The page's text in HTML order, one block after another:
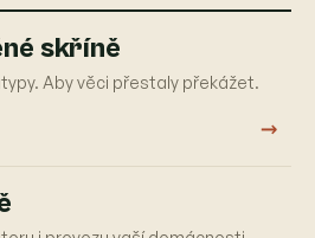
skříně
Aby věci přestaly překážet.
→